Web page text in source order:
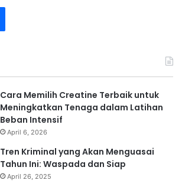
Cara Memilih Creatine Terbaik untuk
Meningkatkan Tenaga dalam Latihan
Beban Intensif
April 6, 2026
Tren Kriminal yang Akan Menguasai
Tahun Ini: Waspada dan Siap
April 26, 2025